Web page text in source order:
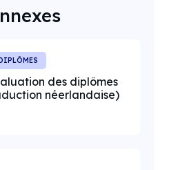
des diplômes
néerlandaise)